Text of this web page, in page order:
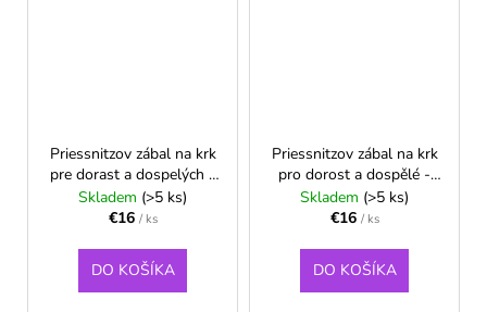
Priessnitzov zábal na krk
pre dorast a dospelých -
Zelená
Skladem (>5 ks)
€16 / ks
DO KOŠÍKA
Priessnitzov zábal na krk
pro dorost a dospělé -
Růžová
Skladem (>5 ks)
€16 / ks
DO KOŠÍKA